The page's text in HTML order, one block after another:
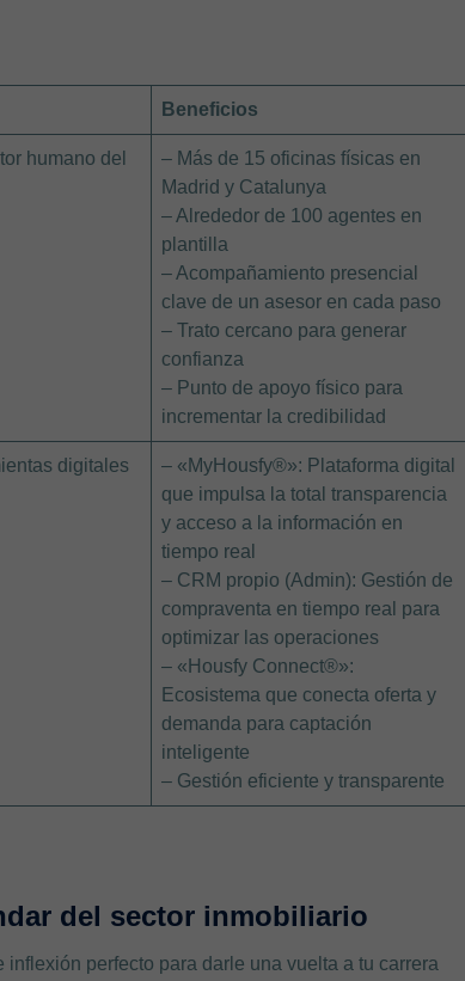
Beneficios
humano del
– Más de 15 oficinas físicas en
Madrid y Catalunya
– Alrededor de 100 agentes en
plantilla
– Acompañamiento presencial
clave de un asesor en cada paso
– Trato cercano para generar
confianza
– Punto de apoyo físico para
incrementar la credibilidad
digitales
– «MyHousfy®»: Plataforma digital
que impulsa la total transparencia
y acceso a la información en
tiempo real
– CRM propio (Admin): Gestión de
compraventa en tiempo real para
optimizar las operaciones
– «Housfy Connect®»:
Ecosistema que conecta oferta y
demanda para captación
inteligente
– Gestión eficiente y transparente
del sector inmobiliario
inflexión perfecto para darle una vuelta a tu carrera